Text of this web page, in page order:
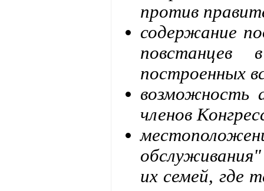
против
содержание
повстанцев
построенных
возможность
членов
их семей, где